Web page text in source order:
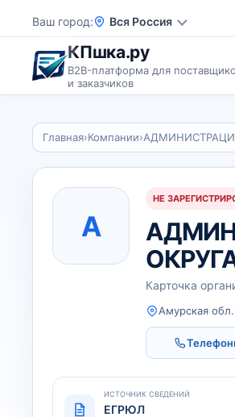
Ваш город Вся Россия
КПшка.ру
B2B-платформа для
и заказчиков
Главная›Компании›
А
НЕ
Карточка
Амурская обл.
ИСТОЧНИК СВЕДЕНИЙ
ЕГРЮЛ